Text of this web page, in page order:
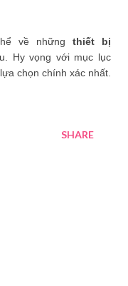
về những thiết bị
Hy vọng với mục lục
chọn chính xác nhất.
SHARE